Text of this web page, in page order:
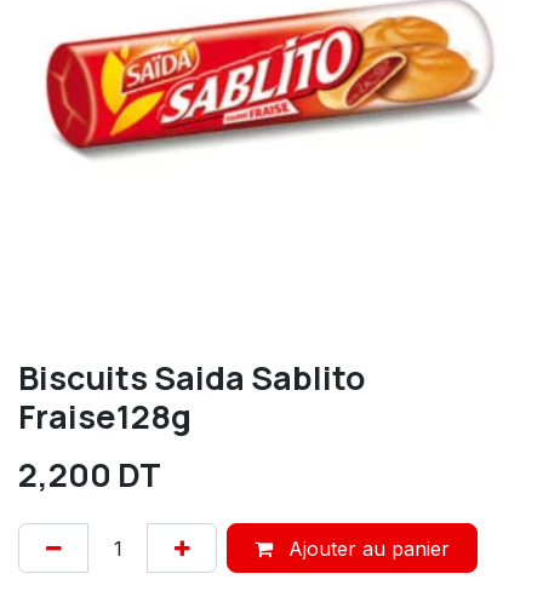
Biscuits Saida Sablito
Fraise128g
2,200 DT
Ajouter au panier